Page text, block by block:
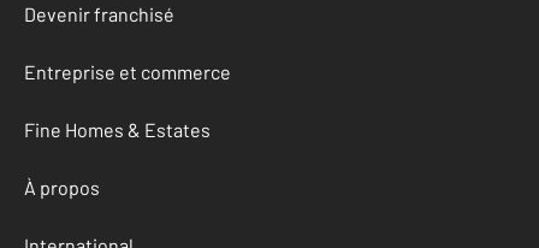
Devenir franchisé
Entreprise et commerce
Fine Homes & Estates
À propos